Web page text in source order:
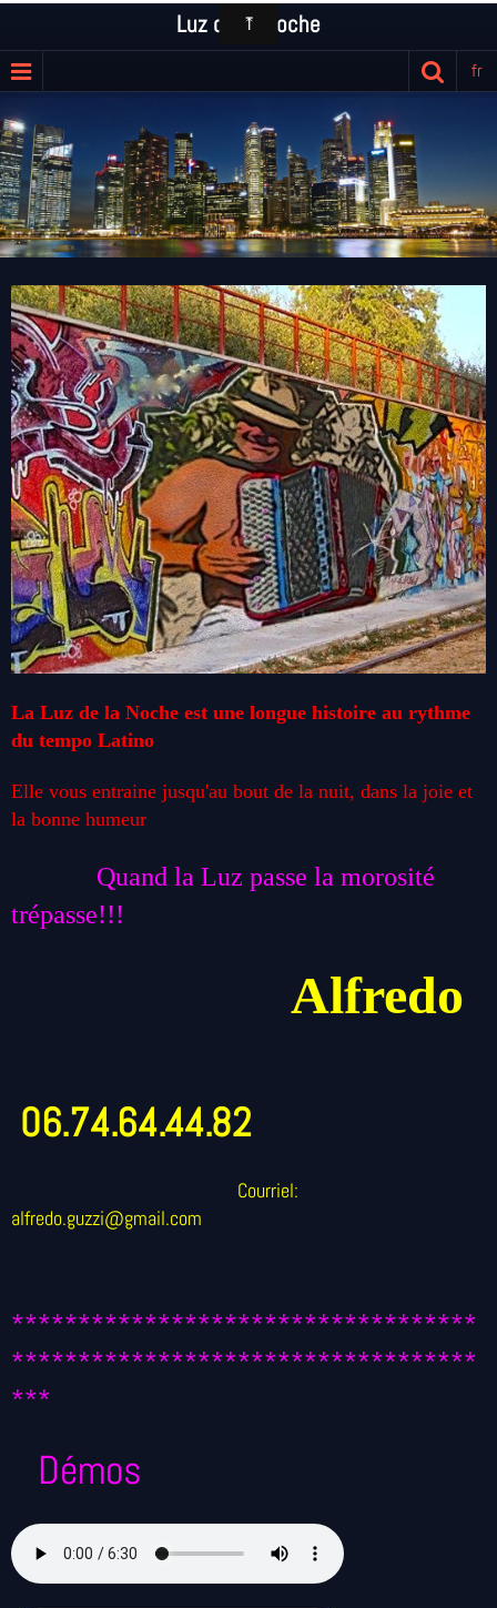
Luz de la Noche
fr
La Luz de la Noche est une longue histoire au rythme
du tempo Latino
Elle vous entraine jusqu'au bout de la nuit, dans la joie et
la bonne humeur
Quand la Luz passe la morosité
trépasse!!!
Alfredo
06.74.64.44.82
Courriel:
alfredo.guzzi@gmail.com
***********************************
***********************************
***
Démos